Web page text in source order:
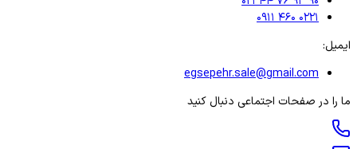
۰۹۱۱ ۴۶۰ ۰۲۲۱
ایمیل:
egsepehr.sale@gmail.com
ما را در صفحات اجتماعی دنبال کنید